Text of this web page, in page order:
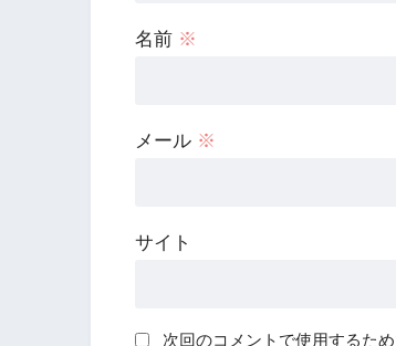
名前 ※
メール ※
サイト
次回のコメントで使用するた